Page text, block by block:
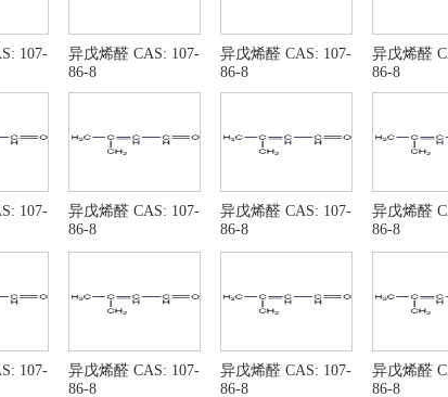
107-
异戊烯醛 CAS: 107-
86-8
异戊烯醛 CAS: 107-
86-8
异戊烯醛
86-8
107-
异戊烯醛 CAS: 107-
86-8
异戊烯醛 CAS: 107-
86-8
异戊烯醛
86-8
107-
异戊烯醛 CAS: 107-
86-8
异戊烯醛 CAS: 107-
86-8
异戊烯醛
86-8